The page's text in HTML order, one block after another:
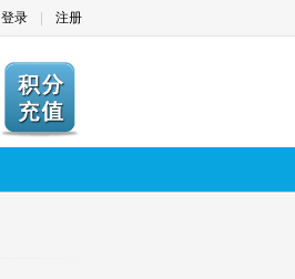
登录 注册